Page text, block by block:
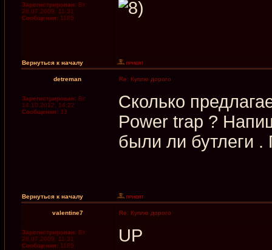
Зарегистрирован: Вт
28.07.2009, 11:31
Сообщения: 1185
Вернуться к началу
detreman Re: Куплю дорого
Зарегистрирован: Вс
14.10.2012, 14:22
Сообщения: 33
Сколько
Power trap ?
были ли бутлеги
Вернуться к началу
valentine7 Re: Куплю дорого
Зарегистрирован: Вт
28.07.2009, 11:31
Сообщения: 1185
UP